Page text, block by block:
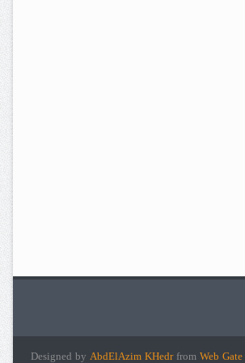
Designed by AbdElAzim KHedrfromWeb Gate